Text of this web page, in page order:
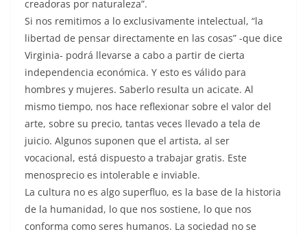
creadoras por naturaleza”.
Si nos remitimos a lo exclusivamente intelectual, “la
libertad de pensar directamente en las cosas” -que dice
Virginia- podrá llevarse a cabo a partir de cierta
independencia económica. Y esto es válido para
hombres y mujeres. Saberlo resulta un acicate. Al
mismo tiempo, nos hace reflexionar sobre el valor del
arte, sobre su precio, tantas veces llevado a tela de
juicio. Algunos suponen que el artista, al ser
vocacional, está dispuesto a trabajar gratis. Este
menosprecio es intolerable e inviable.
La cultura no es algo superfluo, es la base de la historia
de la humanidad, lo que nos sostiene, lo que nos
conforma como seres humanos. La sociedad no se